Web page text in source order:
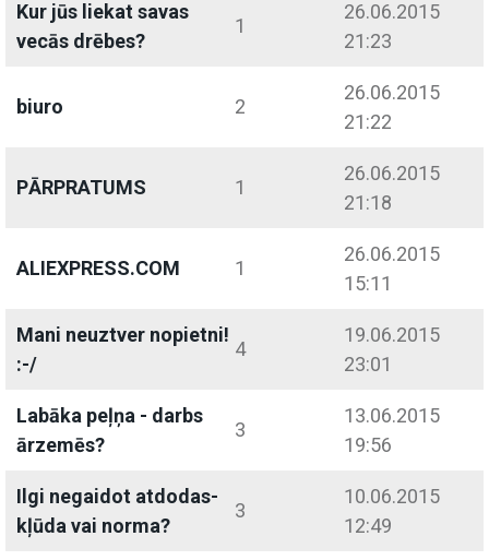
Kur jūs liekat savas
vecās drēbes?
1
26.06.2015
21:23
biuro 2
26.06.2015
21:22
PĀRPRATUMS 1
26.06.2015
21:18
ALIEXPRESS.COM 1
26.06.2015
15:11
Mani neuztver nopietni!
:-/
4
19.06.2015
23:01
Labāka peļņa - darbs
ārzemēs?
3
13.06.2015
19:56
Ilgi negaidot atdodas-
kļūda vai norma?
3
10.06.2015
12:49